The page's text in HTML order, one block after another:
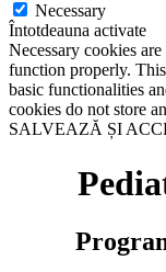
Necessary
Întotdeauna activate
Necessary cookies
function properly.
basic functionalities
cookies do not store
SALVEAZĂ ȘI